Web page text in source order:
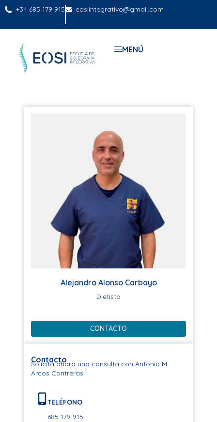
+34 685 179 915 eosiintegrativo@gmail.com
MENÚ
Alejandro Alonso Carbayo
Dietista
CONTACTO
Contacto
Solicita ahora una consulta con Antonio M.
Arcos Contreras.
TELÉFONO
685 179 915